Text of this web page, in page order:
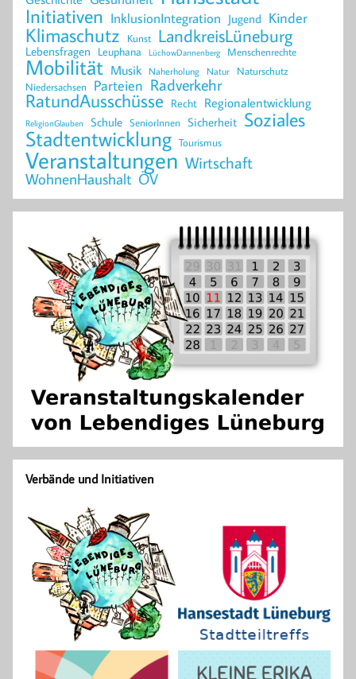
Initiativen InklusionIntegration Jugend Kinder
Klimaschutz Kunst LandkreisLüneburg
Lebensfragen Leuphana LüchowDannenberg Menschenrechte
Mobilität Musik Naherholung Natur Naturschutz
Niedersachsen Parteien Radverkehr
RatundAusschüsse Recht Regionalentwicklung
ReligionGlauben Schule SeniorInnen Sicherheit Soziales
Stadtentwicklung Tourismus
Veranstaltungen Wirtschaft
WohnenHaushalt ÖV
Verbände und Initiativen